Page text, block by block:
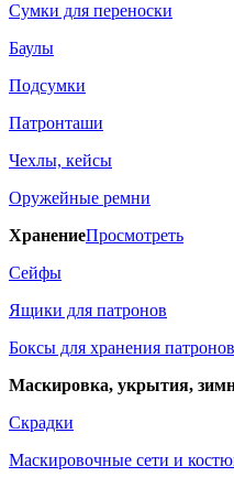
Сумки для переноски
Баулы
Подсумки
Патронташи
Чехлы, кейсы
Оружейные ремни
ХранениеПросмотреть
Сейфы
Ящики для патронов
Боксы для хранения патронов
Маскировка, укрытия,
Скрадки
Маскировочные сети и